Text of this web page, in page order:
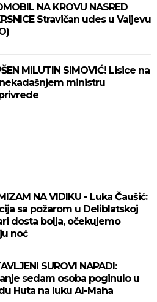
NA KROVU NASRED
Stravičan udes u Valjevu
MILUTIN SIMOVIĆ! Lisice na
ministru
NA VIDIKU - Luka Čaušić:
sa požarom u Deliblatskoj
dosta bolja, očekujemo
noć
SUROVI NAPADI:
sedam osoba poginulo u
Huta na luku Al-Maha